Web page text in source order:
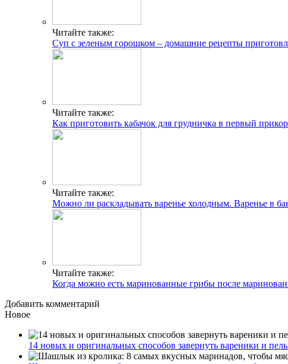
Читайте также:
Суп с зеленым горошком – домашние рецепты
Читайте также:
Как приготовить кабачок для грудничка в первый
Читайте также:
Можно ли раскладывать варенье холодным. Варенье в
Читайте также:
Когда можно есть маринованные грибы после
Добавить комментарий
Новое
14 новых и оригинальных способов завернуть вареники и